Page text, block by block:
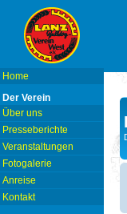
Home
Der Verein
Über uns
Presseberichte
Veranstaltungen
Fotogalerie
Anreise
Kontakt